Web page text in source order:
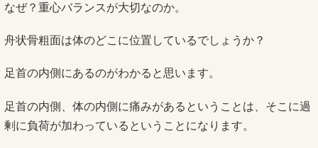
なぜ？重心バランスが大切なのか。
舟状骨粗面は体のどこに位置しているでしょうか？
足首の内側にあるのがわかると思います。
足首の内側、体の内側に痛みがあるということは、そこに過
剰に負荷が加わっているということになります。